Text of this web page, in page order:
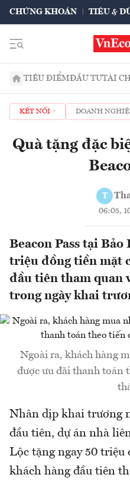
CHỨNG KHOÁN TIÊU &
TIÊU ĐIỂMĐẦU TƯTÀI
KẾT NỐI DOANH
Quà tặng đặc
T
06:05,
Beacon Pass tại Bảo
triệu đồng tiền mặt
đầu tiên tham quan
trong ngày khai
Ngoài ra, khách hàng
được ưu đãi thanh toán
Nhân dịp khai trương
đầu tiên, dự án nhà
Lộc tặng ngay 50 triệu
khách hàng đầu tiên